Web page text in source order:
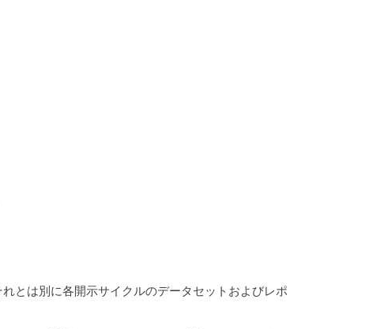
とは別に各開示サイクルのデータセットおよびレポ